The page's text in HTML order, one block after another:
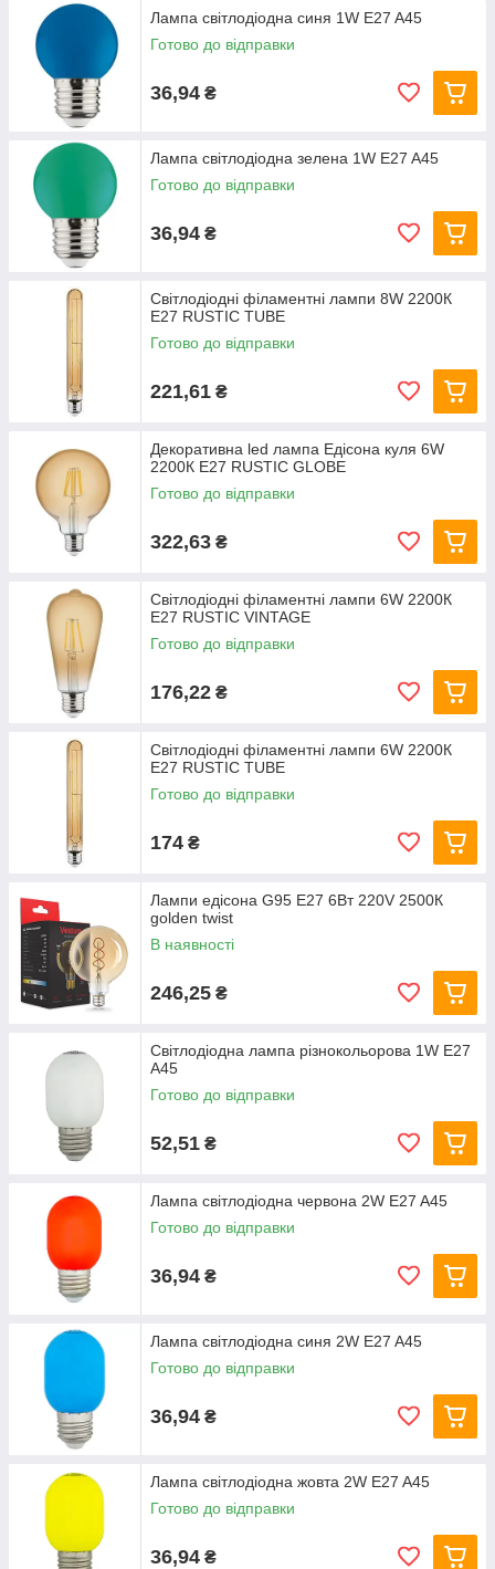
Лампа світлодіодна синя 1W E27 A45
Готово до відправки
36,94 ₴
Лампа світлодіодна зелена 1W E27 A45
Готово до відправки
36,94 ₴
Світлодіодні філаментні лампи 8W 2200К
E27 RUSTIC TUBE
Готово до відправки
221,61 ₴
Декоративна led лампа Едісона куля 6W
2200К E27 RUSTIC GLOBE
Готово до відправки
322,63 ₴
Світлодіодні філаментні лампи 6W 2200К
E27 RUSTIC VINTAGE
Готово до відправки
176,22 ₴
Світлодіодні філаментні лампи 6W 2200К
E27 RUSTIC TUBE
Готово до відправки
174 ₴
Лампи едісона G95 Е27 6Вт 220V 2500К
golden twist
В наявності
246,25 ₴
Світлодіодна лампа різнокольорова 1W E27
A45
Готово до відправки
52,51 ₴
Лампа світлодіодна червона 2W E27 A45
Готово до відправки
36,94 ₴
Лампа світлодіодна синя 2W E27 A45
Готово до відправки
36,94 ₴
Лампа світлодіодна жовта 2W E27 A45
Готово до відправки
36,94 ₴